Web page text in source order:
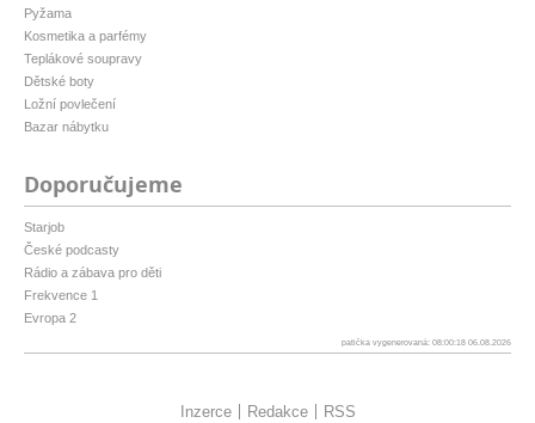
Pyžama
Kosmetika a parfémy
Teplákové soupravy
Dětské boty
Ložní povlečení
Bazar nábytku
Doporučujeme
Starjob
České podcasty
Rádio a zábava pro děti
Frekvence 1
Evropa 2
patička vygenerovaná: 08:00:18 06.08.2026
Inzerce Redakce RSS